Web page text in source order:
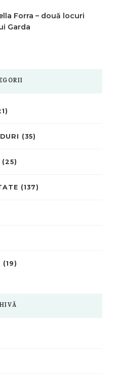
Forra – două locuri
Garda
(35)
(25)
(137)
(19)